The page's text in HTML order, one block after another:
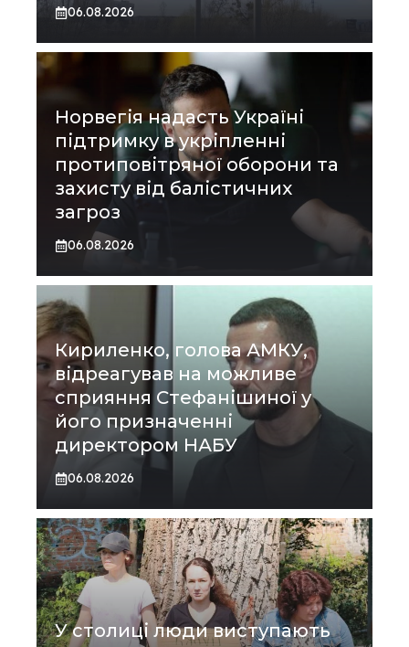
06.08.2026
Норвегія надасть Україні
підтримку в укріпленні
протиповітряної оборони та
захисту від балістичних
загроз
06.08.2026
Кириленко, голова АМКУ,
відреагував на можливе
сприяння Стефанішиної у
його призначенні
директором НАБУ
06.08.2026
У столиці люди виступають